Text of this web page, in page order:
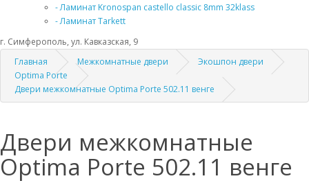
- Ламинат Kronospan castello classic 8mm 32klass
- Ламинат Tarkett
г. Симферополь, ул. Кавказская, 9
Главная
Межкомнатные двери
Экошпон двери
Optima Porte
Двери межкомнатные Optima Porte 502.11 венге
Двери межкомнатные
Optima Porte 502.11 венге